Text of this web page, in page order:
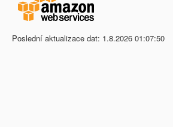
Poslední aktualizace dat: 1.8.2026 01:07:50